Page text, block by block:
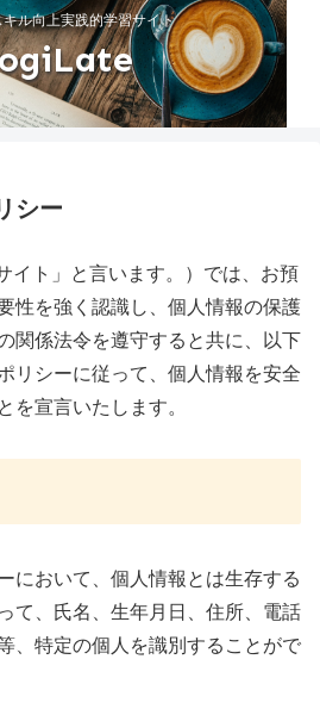
ル向上実践的学習サイト
シー
イト」と言います。）では、お預
性を強く認識し、個人情報の保護
関係法令を遵守すると共に、以下
リシーに従って、個人情報を安全
を宣言いたします。
において、個人情報とは生存する
て、氏名、生年月日、住所、電話
、特定の個人を識別することがで